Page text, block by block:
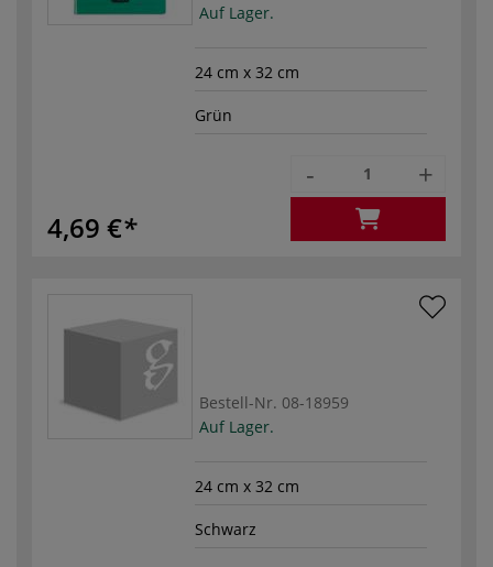
Auf Lager.
24 cm x 32 cm
Grün
4,69 €
- +
Bestell-Nr. 08-18959
Auf Lager.
24 cm x 32 cm
Schwarz